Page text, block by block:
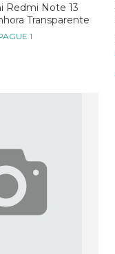
Redmi Note 13
Transparente
1